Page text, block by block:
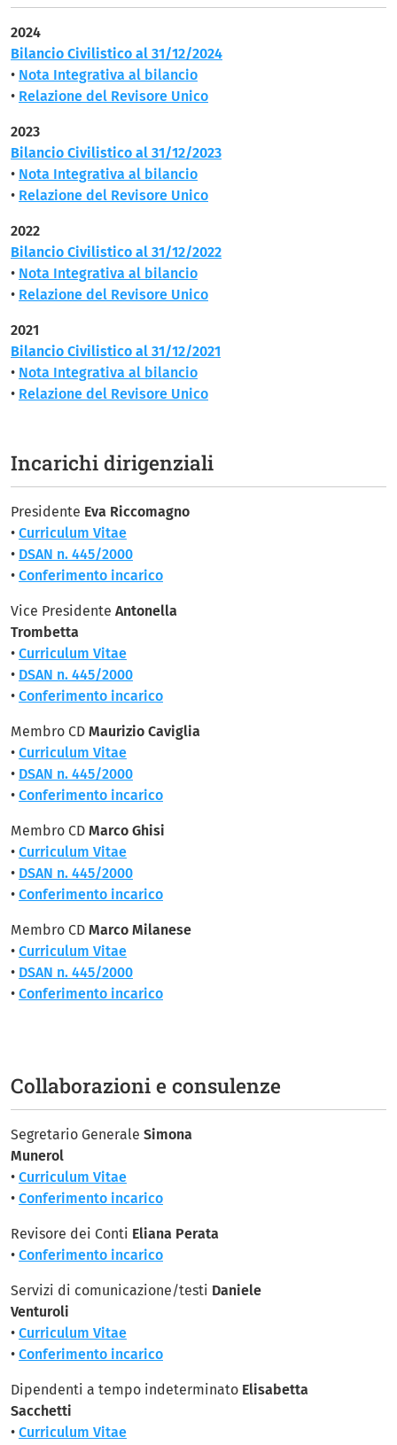
2024
Bilancio Civilistico al 31/12/2024
• Nota Integrativa al bilancio
• Relazione del Revisore Unico
2023
Bilancio Civilistico al 31/12/2023
• Nota Integrativa al bilancio
• Relazione del Revisore Unico
2022
Bilancio Civilistico al 31/12/2022
• Nota Integrativa al bilancio
• Relazione del Revisore Unico
2021
Bilancio Civilistico al 31/12/2021
• Nota Integrativa al bilancio
• Relazione del Revisore Unico
Incarichi dirigenziali
Presidente Eva Riccomagno
• Curriculum Vitae
• DSAN n. 445/2000
• Conferimento incarico
Vice Presidente Antonella
Trombetta
• Curriculum Vitae
• DSAN n. 445/2000
• Conferimento incarico
Membro CD Maurizio Caviglia
• Curriculum Vitae
• DSAN n. 445/2000
• Conferimento incarico
Membro CD Marco Ghisi
• Curriculum Vitae
• DSAN n. 445/2000
• Conferimento incarico
Membro CD Marco Milanese
• Curriculum Vitae
• DSAN n. 445/2000
• Conferimento incarico
Collaborazioni e consulenze
Segretario Generale Simona
Munerol
• Curriculum Vitae
• Conferimento incarico
Revisore dei Conti Eliana Perata
• Conferimento incarico
Servizi di comunicazione/testi Daniele
Venturoli
• Curriculum Vitae
• Conferimento incarico
Dipendenti a tempo indeterminato Elisabetta
Sacchetti
• Curriculum Vitae